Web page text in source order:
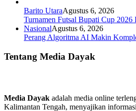
Barito UtaraAgustus 6, 2026
Turnamen Futsal Bupati Cup
NasionalAgustus 6, 2026
Perang Algoritma AI Makin
Tentang Media Dayak
Media Dayak adalah media online
Kalimantan Tengah, menyajikan